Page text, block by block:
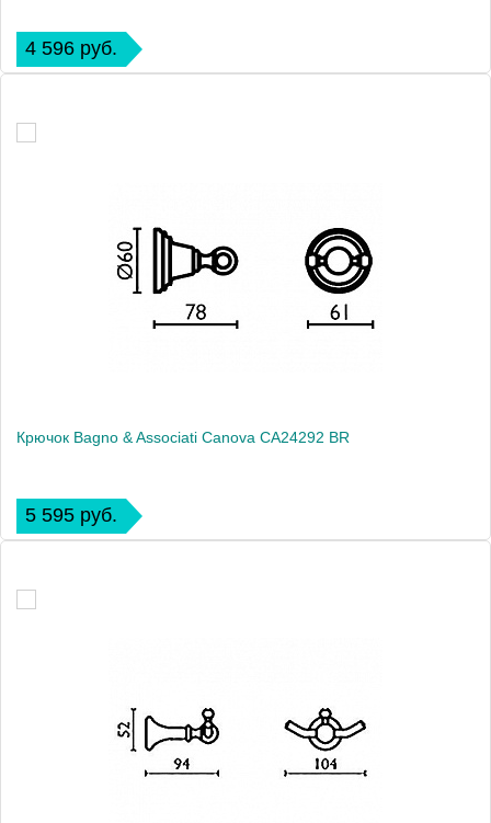
4 596 руб.
Крючок Bagno & Associati Canova CA24292 BR
5 595 руб.